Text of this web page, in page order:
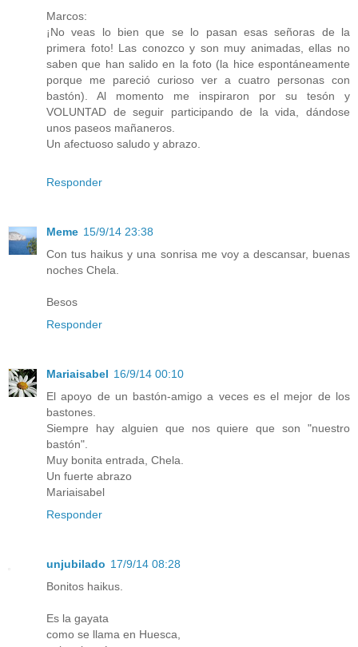
Marcos:
¡No veas lo bien que se lo pasan esas señoras de la
primera foto! Las conozco y son muy animadas, ellas no
saben que han salido en la foto (la hice espontáneamente
porque me pareció curioso ver a cuatro personas con
bastón). Al momento me inspiraron por su tesón y
VOLUNTAD de seguir participando de la vida, dándose
unos paseos mañaneros.
Un afectuoso saludo y abrazo.
Responder
Meme 15/9/14 23:38
Con tus haikus y una sonrisa me voy a descansar, buenas
noches Chela.
Besos
Responder
Mariaisabel 16/9/14 00:10
El apoyo de un bastón-amigo a veces es el mejor de los
bastones.
Siempre hay alguien que nos quiere que son "nuestro
bastón".
Muy bonita entrada, Chela.
Un fuerte abrazo
Mariaisabel
Responder
unjubilado 17/9/14 08:28
Bonitos haikus.
Es la gayata
como se llama en Huesca,